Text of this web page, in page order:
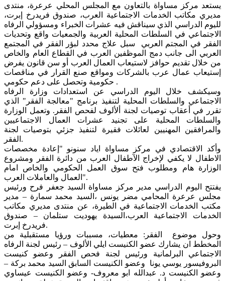
يستعد مركز مساواة بالتعاون مع المجلس المحلي عرعرة، منتدى
مديري مكاتب الخدمات الاجتماعية العرب، صندوق فريدرخ إبرت،
لليوم الدراسي الذي سيناقش فيه عشرات الخبراء ومسؤولي الرفاه
الاجتماعي في السلطات المحلية العربية والجمعيات واقع وتحديات
الفقر في المجتم العربي سبل علاج محدد لبؤر الفقر في المجتمع
العربي الى جانب دمج الموظفين العرب في القطاع العام والخاص
من خلال تقديم حوافز لاستيعاب العمال العرب أو سن قانون يفرض
إستيعاب عمال عرب بالشركات ومواقع صنع القرار في مناقصات
حكومية وتحصل على دعم حكومي .
وسيكشف خلال اليوم الدراسي عن استعدادات وزارة الرفاه
الاجتماعي والسلطات المحلية لتنفيذ برنامج "معالجة الفقر" الذي
تقرر في أعقاب توصيات لجنة ألألوف لفحص الفقر. وتعمل الوزارة
والسلطات المحلية على تجنيد عشرات العمال الاجتماعيين
والمرافقين المهنيين لعائلات فقيرة لتنفيذ جزئي بتوصيات لجنة
الفقر.
وأكد الاقتصادي في مركز مساواة اياد سنونو "إعادة مخصصات
الاطفال لا يكفي لإخراج الآطفال العرب من دائرة الفقر ومشروع
الوزارة هام ومطلوب فتح سوق العمل الحكومي والخاص امام
العمال والعاملات العرب".
يفتتح اليوم الدراسي مدير مركز مساواة السيد جعفر فرح ورئيس
مجلس عرعرة المحامي مضر يونس ،السيد محمد سمارة – مدير
مكتب الخدمات الاجتماعية في الطيرة، عن منتدى مديري مكاتب
الخدمات الاجتماعية العرب،السيدة يهوديت ستلمان – صندوق
فريدرخ إبرت.
وحول موضوع الفقر: معطيات، مسببات ورؤيا مستقبلية من
المخطط ان يشارك عضو الكنيست ايلي الألوف – رئيس لجنة الرفاه
الاجتماعي البرلمانية ورئيس لجنة فحص الفقر وعضو كنيست
البروفيسور يوسي يونا وعضو الكنيست السابق السيد محمد بركة –
وعضو الكنيست د. عبدالله ابو معروف- وعضو الكنيست عيساوي